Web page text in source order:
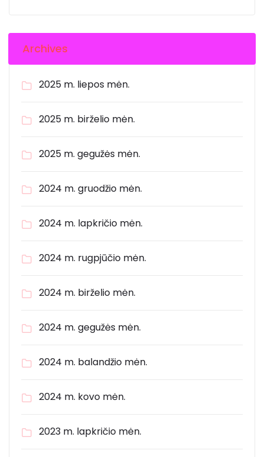
Archives
2025 m. liepos mėn.
2025 m. birželio mėn.
2025 m. gegužės mėn.
2024 m. gruodžio mėn.
2024 m. lapkričio mėn.
2024 m. rugpjūčio mėn.
2024 m. birželio mėn.
2024 m. gegužės mėn.
2024 m. balandžio mėn.
2024 m. kovo mėn.
2023 m. lapkričio mėn.